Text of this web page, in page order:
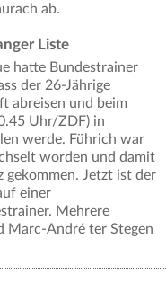
ab.
Liste
hatte Bundestrainer
der 26-Jährige
abreisen und beim
Uhr/ZDF) in
werde. Führich war
worden und damit
gekommen. Jetzt ist der
einer
Mehrere
Marc-André ter Stegen